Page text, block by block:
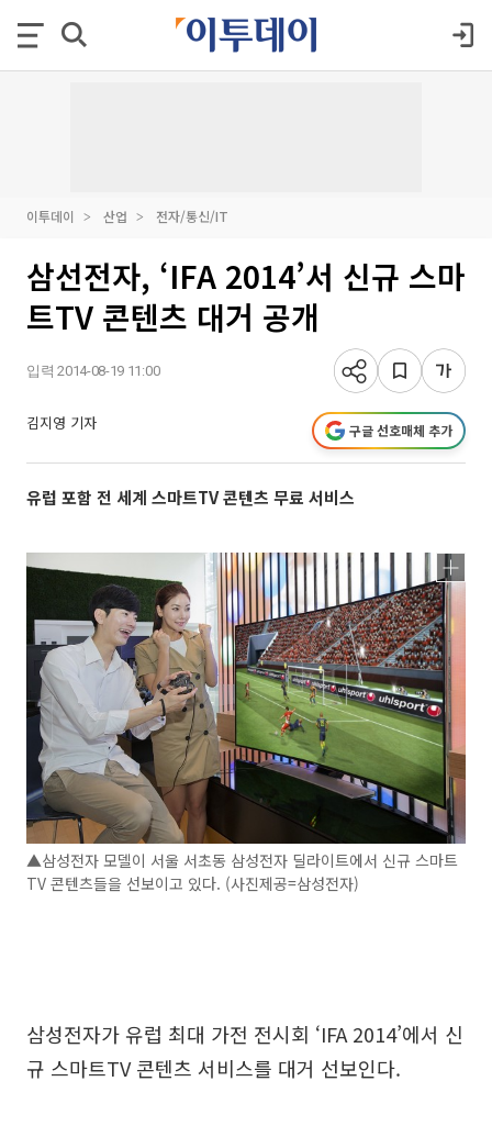
이투데이 산업 전자/통신/IT
삼선전자, ‘IFA 2014’서 신규 스마
트TV 콘텐츠 대거 공개
입력 2014-08-19 11:00
김지영 기자 구글 선호매체 추가
유럽 포함 전 세계 스마트TV 콘텐츠 무료 서비스
▲삼성전자 모델이 서울 서초동 삼성전자 딜라이트에서 신규 스마트
TV 콘텐츠들을 선보이고 있다. (사진제공=삼성전자)
삼성전자가 유럽 최대 가전 전시회 ‘IFA 2014’에서 신
규 스마트TV 콘텐츠 서비스를 대거 선보인다.